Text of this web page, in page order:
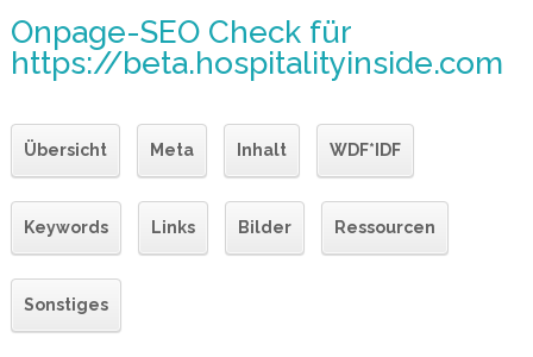
Onpage-SEO Checkfür
https://beta.hospitalityinside.com
Übersicht Meta Inhalt WDF*IDF
Keywords Links Bilder Ressourcen
Sonstiges